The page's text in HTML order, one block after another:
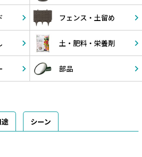
フェンス・ 土留め
土・肥料・ 栄養剤
部品
シーン